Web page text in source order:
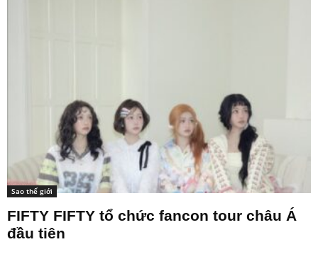
Sao thế giới
FIFTY FIFTY tổ chức fancon tour châu Á
đầu tiên